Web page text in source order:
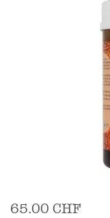
65.00 CHF